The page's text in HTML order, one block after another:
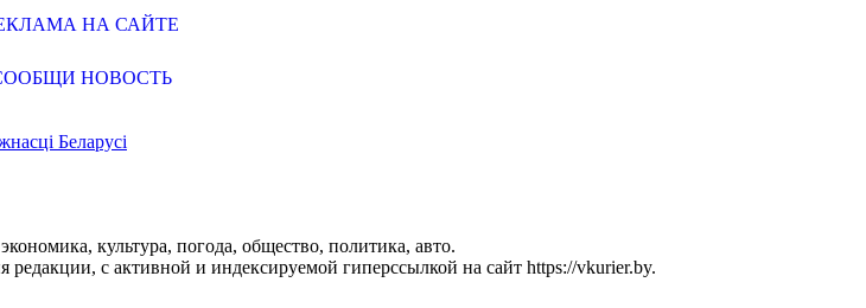
НА САЙТЕ
НОВОСТЬ
Беларусі
культура, погода, общество, политика, авто.
редакции, с активной и индексируемой гиперссылкой на сайт https://vkurier.by.